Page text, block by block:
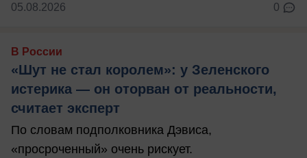
05.08.2026 0
В России
«Шут не стал королем»: у Зеленского
истерика — он оторван от реальности,
считает эксперт
По словам подполковника Дэвиса,
«просроченный» очень рискует.